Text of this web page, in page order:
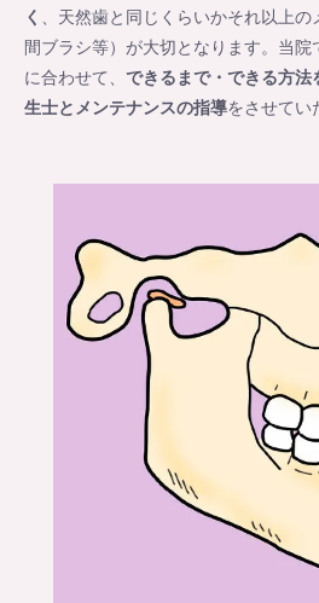
く
、天然歯と同じくらいかそれ以上
間ブラシ等）が大切となります。当
に合わせて、 できるまで・できる方
生士とメンテナンスの指導をさせてい